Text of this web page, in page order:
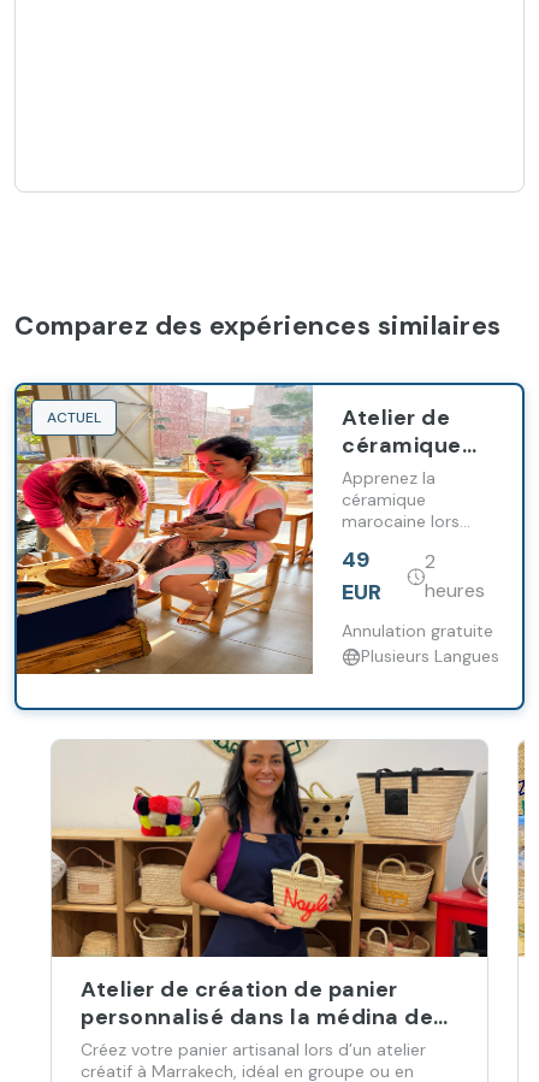
Comparez des expériences similaires
ACTUEL
Atelier de
céramique
traditionnelle
à Marrakech
Apprenez la
céramique
marocaine lors
pratique et créez
votre propre pièce
49
EUR
2
heures
Annulation gratuite
Plusieurs Langues
Atelier de création de panier
personnalisé dans la médina de
Marrakech
Créez votre panier artisanal lors d’un atelier
créatif à Marrakech, idéal en groupe ou en